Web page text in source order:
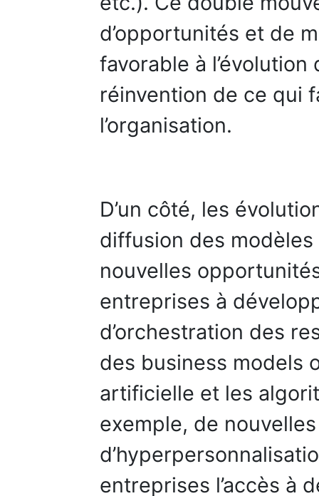
d’opportunités et de
favorable à
réinvention de ce qui
l’organisation.
D’un côté, les
diffusion des
nouvelles
entreprises à
d’orchestration des
des business models
artificielle et les
exemple, de
entreprises l’accès à